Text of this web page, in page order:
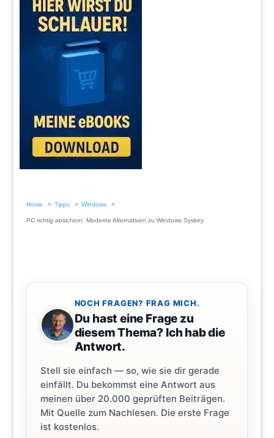
Home Tipps Windows
PC richtig absichern: Moderne Alternativen zu Windows Syskey
NOCH FRAGEN? FRAG MICH.
Du hast eine Frage zu
diesem Thema? Ich hab die
Antwort.
Stell sie einfach — so, wie sie dir gerade
einfällt. Du bekommst eine Antwort aus
meinen über 20.000 geprüften Beiträgen.
Mit Quelle zum Nachlesen. Die erste Frage
ist kostenlos.